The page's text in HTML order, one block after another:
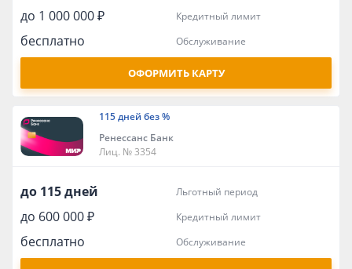
до 1 000 000 ₽ кредитный лимит
бесплатно обслуживание
ОФОРМИТЬ КАРТУ
115 дней без %
Ренессанс Банк
Лиц. № 3354
до 115 дней льготный период
до 600 000 ₽ кредитный лимит
бесплатно обслуживание